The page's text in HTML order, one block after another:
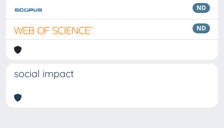
ND
ND
social impact